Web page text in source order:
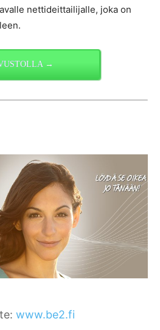
nettideittailijalle, joka on
→
www.be2.fi